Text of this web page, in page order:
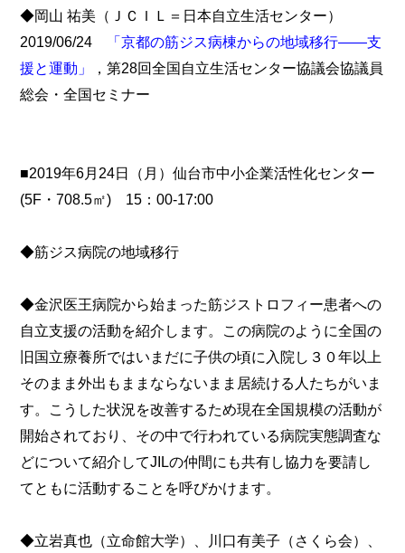
◆岡山 祐美（ＪＣＩＬ＝日本自立生活センター）
2019/06/24
「京都の筋ジス病棟からの地域移行――支
援と運動」
，第28回全国自立生活センター協議会協議員
総会・全国セミナー
■2019年6月24日（月）仙台市中小企業活性化センター
(5F・708.5㎡) 15：00-17:00
◆筋ジス病院の地域移行
◆金沢医王病院から始まった筋ジストロフィー患者への
自立支援の活動を紹介します。この病院のように全国の
旧国立療養所ではいまだに子供の頃に入院し３０年以上
そのまま外出もままならないまま居続ける人たちがいま
す。こうした状況を改善するため現在全国規模の活動が
開始されており、その中で行われている病院実態調査な
どについて紹介してJILの仲間にも共有し協力を要請し
てともに活動することを呼びかけます。
◆立岩真也（立命館大学）、川口有美子（さくら会）、